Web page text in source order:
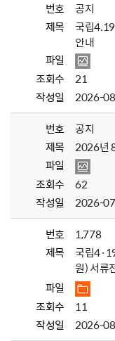
번호
공지
제목
국립
안내
파일
조회수
21
작성일
2026-
번호
공지
제목
2026년
파일
조회수
62
작성일
2026-
번호
1,778
제목
국립
원) 서류
파일
조회수
11
작성일
2026-